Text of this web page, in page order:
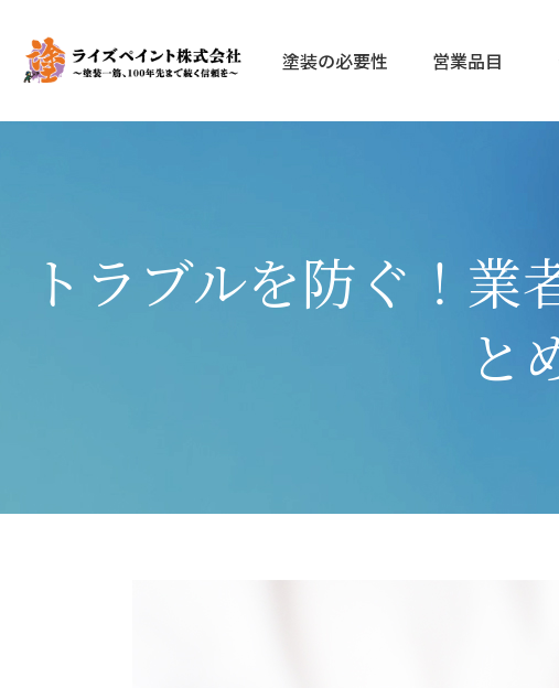
塗装の必要性 営業品目
トラブルを防ぐ！
と